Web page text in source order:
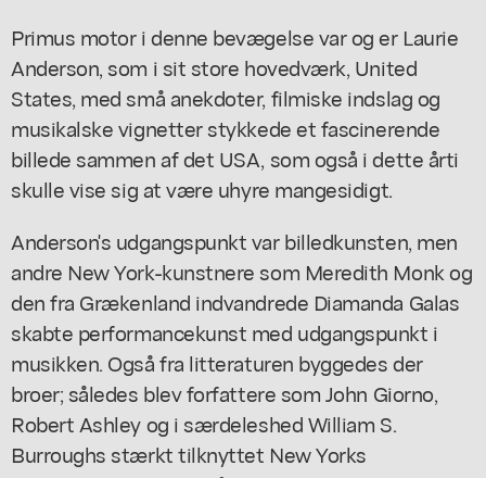
Primus motor i denne bevægelse var og er Laurie
Anderson, som i sit store hovedværk, United
States, med små anekdoter, filmiske indslag og
musikalske vignetter stykkede et fascinerende
billede sammen af det USA, som også i dette årti
skulle vise sig at være uhyre mangesidigt.
Anderson's udgangspunkt var billedkunsten, men
andre New York-kunstnere som Meredith Monk og
den fra Grækenland indvandrede Diamanda Galas
skabte performancekunst med udgangspunkt i
musikken. Også fra litteraturen byggedes der
broer; således blev forfattere som John Giorno,
Robert Ashley og i særdeleshed William S.
Burroughs stærkt tilknyttet New Yorks